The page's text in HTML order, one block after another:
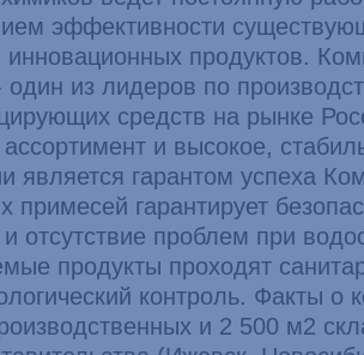
эффективности
инновационных продуктов.
один из лидеров по
средств на рынке
и высокое,
является гарантом успеха
примесей гарантирует
и отсутствие проблем при
продукты проходят
контроль. Факты о
и 2 500 м2